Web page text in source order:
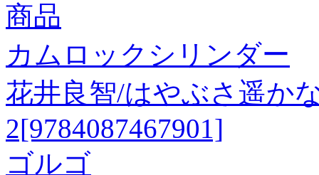
商品
カムロックシリンダー
花井良智/はやぶさ遥か
2[9784087467901]
ゴルゴ